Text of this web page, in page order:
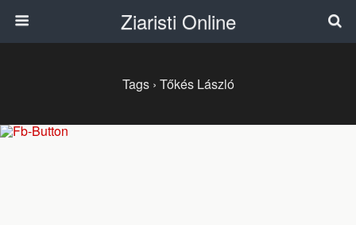
Ziaristi Online
Tags › Tőkés László